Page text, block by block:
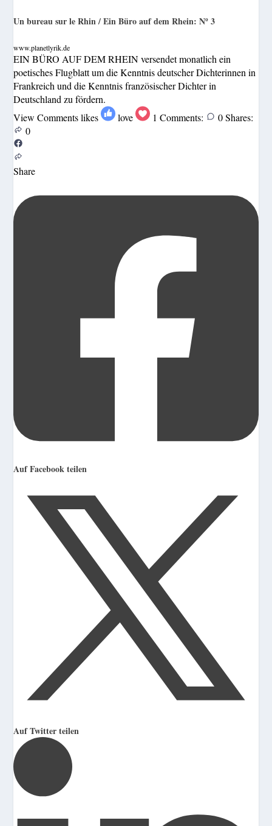
Un bureau sur le Rhin / Ein Büro auf dem Rhein: Nº 3
www.planetlyrik.de
EIN BÜRO AUF DEM RHEIN versendet monatlich ein
poetisches Flugblatt um die Kenntnis deutscher Dichterinnen in
Frankreich und die Kenntnis französischer Dichter in
Deutschland zu fördern.
View Comments likes love 1 Comments: 0 Shares:
0
Share
Auf Facebook teilen
Auf Twitter teilen